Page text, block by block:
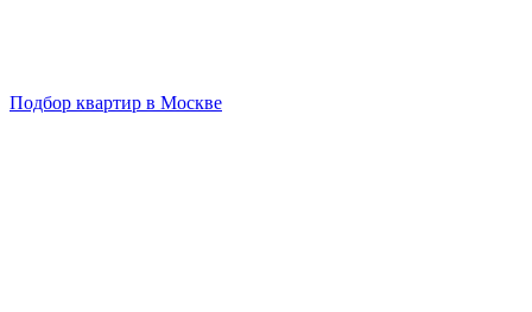
Подбор квартир в Москве